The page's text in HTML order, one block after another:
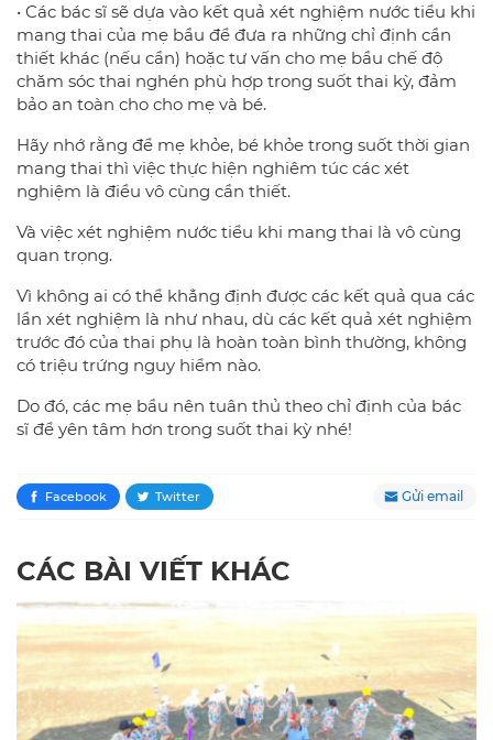
• Các bác sĩ sẽ dựa vào kết quả xét nghiệm nước tiểu khi
mang thai của mẹ bầu để đưa ra những chỉ định cần
thiết khác (nếu cần) hoặc tư vấn cho mẹ bầu chế độ
chăm sóc thai nghén phù hợp trong suốt thai kỳ, đảm
bảo an toàn cho cho mẹ và bé.
Hãy nhớ rằng để mẹ khỏe, bé khỏe trong suốt thời gian
mang thai thì việc thực hiện nghiêm túc các xét
nghiệm là điều vô cùng cần thiết.
Và việc xét nghiệm nước tiểu khi mang thai là vô cùng
quan trọng.
Vì không ai có thể khẳng định được các kết quả qua các
lần xét nghiệm là như nhau, dù các kết quả xét nghiệm
trước đó của thai phụ là hoàn toàn bình thường, không
có triệu trứng nguy hiểm nào.
Do đó, các mẹ bầu nên tuân thủ theo chỉ định của bác
sĩ để yên tâm hơn trong suốt thai kỳ nhé!
Facebook Twitter Gửi email
CÁC BÀI VIẾT KHÁC